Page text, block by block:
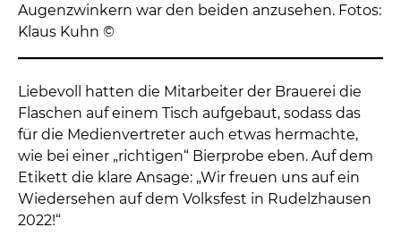
Augenzwinkern war den beiden anzusehen. Fotos:
Klaus Kuhn ©
Liebevoll hatten die Mitarbeiter der Brauerei die
Flaschen auf einem Tisch aufgebaut, sodass das
für die Medienvertreter auch etwas hermachte,
wie bei einer „richtigen“ Bierprobe eben. Auf dem
Etikett die klare Ansage: „Wir freuen uns auf ein
Wiedersehen auf dem Volksfest in Rudelzhausen
2022!“